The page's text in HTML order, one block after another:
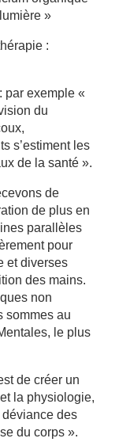
»
:
par exemple «
du
s’estiment les
de la santé ».
de
de plus en
parallèles
pour
et diverses
des mains.
non
sommes au
le plus
de créer un
la physiologie,
des
du corps ».